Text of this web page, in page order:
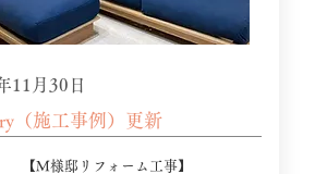
11月30日
（施工事例）更新
【M様邸リフォーム工事】